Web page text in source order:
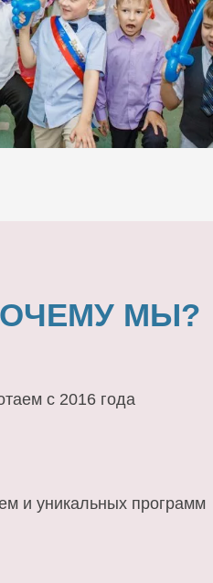
МЫ?
с 2016 года
и уникальных программ